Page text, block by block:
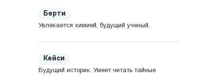
Берти
Увлекается химией, будущий ученый.
Кейси
Будущий историк. Умеет читать тайные